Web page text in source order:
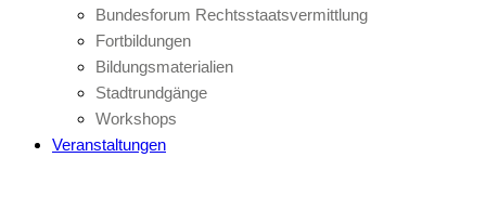
Bundesforum Rechtsstaatsvermittlung
Fortbildungen
Bildungsmaterialien
Stadtrundgänge
Workshops
Veranstaltungen